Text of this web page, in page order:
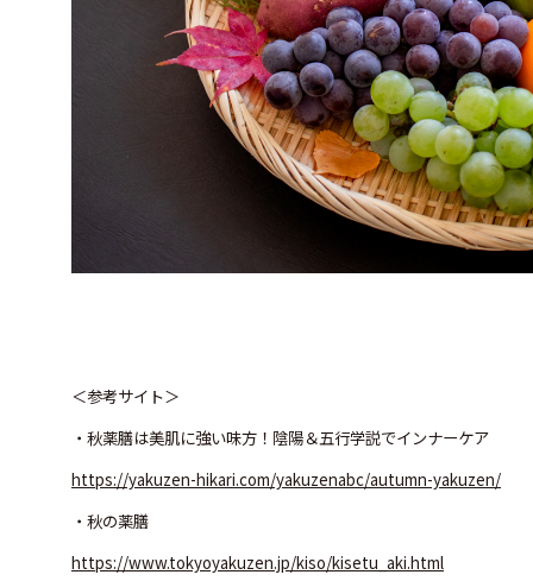
＜参考サイト＞
・秋薬膳は美肌に強い味方！陰陽＆五行学説でインナーケア
https://yakuzen-hikari.com/yakuzenabc/autumn-yakuzen/
・秋の薬膳
https://www.tokyoyakuzen.jp/kiso/kisetu_aki.html